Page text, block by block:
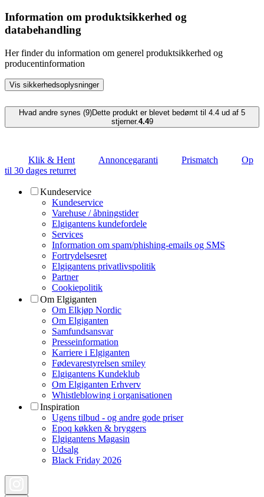
Information om produktsikkerhed og
databehandling
Her finder du information om generel produktsikkerhed og
producentinformation
Vis sikkerhedsoplysninger
Hvad andre synes (9)Dette produkt er blevet bedømt til 4.4 ud af 5
stjerner.4.49
Klik & Hent Annoncegaranti Prismatch
Op
til 30 dages returret
Kundeservice
Kundeservice
Varehuse / åbningstider
Elgigantens kundefordele
Services
Information om spam/phishing-emails og SMS
Fortrydelsesret
Elgigantens privatlivspolitik
Partner
Cookiepolitik
Om Elgiganten
Om Elkjøp Nordic
Om Elgiganten
Samfundsansvar
Presseinformation
Karriere i Elgiganten
Fødevarestyrelsen smiley
Elgigantens Kundeklub
Om Elgiganten Erhverv
Whistleblowing i organisationen
Inspiration
Ugens tilbud - og andre gode priser
Epoq køkken & bryggers
Elgigantens Magasin
Udsalg
Black Friday 2026